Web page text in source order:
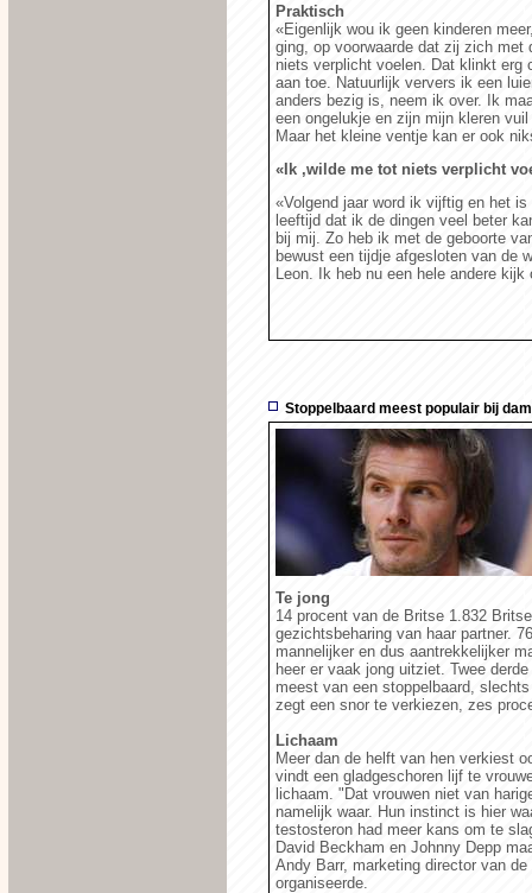
Praktisch
«Eigenlijk wou ik geen kinderen
ging, op voorwaarde dat zij zich
niets verplicht voelen. Dat klinkt
aan toe. Natuurlijk ververs ik een
anders bezig is, neem ik over. Ik
een ongelukje en zijn mijn kleren
Maar het kleine ventje kan er ook
«Ik ,wilde me tot niets verplicht
«Volgend jaar word ik vijftig en het
leeftijd dat ik de dingen veel beter
bij mij. Zo heb ik met de geboorte
bewust een tijdje afgesloten van de
Leon. Ik heb nu een hele andere kijk
Stoppelbaard meest populair bij
Te jong
14 procent van de Britse 1.832
gezichtsbeharing van haar partner.
mannelijker en dus aantrekkelijker
heer er vaak jong uitziet. Twee
meest van een stoppelbaard,
zegt een snor te verkiezen, zes
Lichaam
Meer dan de helft van hen verkiest
vindt een gladgeschoren lijf te
lichaam. "Dat vrouwen niet van
namelijk waar. Hun instinct is hier
testosteron had meer kans om te
David Beckham en Johnny Depp
Andy Barr, marketing director van
organiseerde.